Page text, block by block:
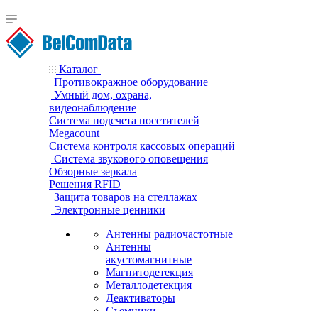
Каталог
Противокражное оборудование
Умный дом, охрана,
видеонаблюдение
Система подсчета посетителей
Megacount
Система контроля кассовых операций
Система звукового оповещения
Обзорные зеркала
Решения RFID
Защита товаров на стеллажах
Электронные ценники
Антенны радиочастотные
Антенны
акустомагнитные
Магнитодетекция
Металлодетекция
Деактиваторы